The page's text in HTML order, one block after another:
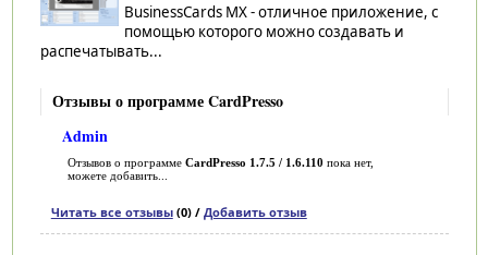
BusinessCards MX - отличное приложение, с
помощью которого можно создавать и
распечатывать...
Отзывы о программе CardPresso
Admin
Отзывов о программе CardPresso 1.7.5 / 1.6.110 пока нет,
можете добавить...
Читать все отзывы(0) / Добавить отзыв